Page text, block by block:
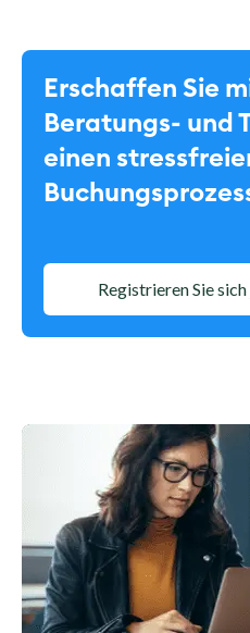
Erschaffen Sie
Beratungs- und
einen
Registrieren Sie